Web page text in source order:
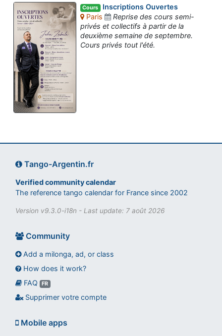
Cours Inscriptions Ouvertes
Paris
Reprise des cours semi-
privés et collectifs à partir de la
deuxième semaine de septembre.
Cours privés tout l'été.
Tango-Argentin.fr
Verified community calendar
The reference tango calendar for France since 2002
Version v9.3.0-i18n - Last update: 7 août 2026
Community
Add a milonga, ad, or class
How does it work?
FAQ
FR
Supprimer votre compte
Mobile apps
Assistant tango-argentin.fr
Questions sur les milongas, cours et stages